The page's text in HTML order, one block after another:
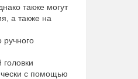
также могут
а также на
ручного
с помощью